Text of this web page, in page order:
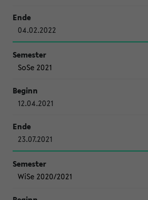
04.02.2022
SoSe 2021
12.04.2021
23.07.2021
WiSe 2020/2021